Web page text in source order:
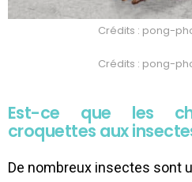
Crédits : pong-
Crédits : pong-
Est-ce que les
croquettes aux
De nombreux insectes sont